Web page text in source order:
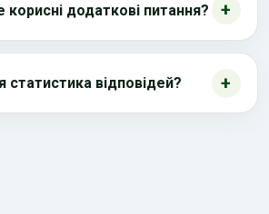
додаткові питання?
статистика відповідей?